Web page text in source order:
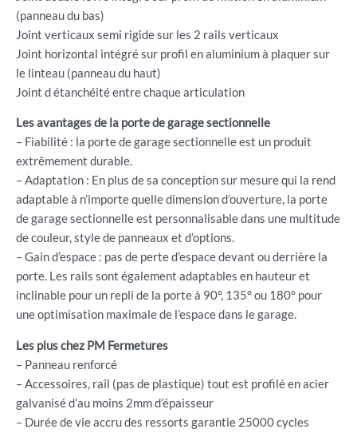
(panneau du bas)
Joint verticaux semi rigide sur les 2 rails verticaux
Joint horizontal intégré sur profil en aluminium à plaquer sur
le linteau (panneau du haut)
Joint d étanchéité entre chaque articulation
Les avantages de la porte de garage sectionnelle
– Fiabilité : la porte de garage sectionnelle est un produit
extrêmement durable.
– Adaptation : En plus de sa conception sur mesure qui la rend
adaptable à n’importe quelle dimension d’ouverture, la porte
de garage sectionnelle est personnalisable dans une multitude
de couleur, style de panneaux et d’options.
– Gain d’espace : pas de perte d’espace devant ou derrière la
porte. Les rails sont également adaptables en hauteur et
inclinable pour un repli de la porte à 90°, 135° ou 180° pour
une optimisation maximale de l’espace dans le garage.
Les plus chez PM Fermetures
– Panneau renforcé
– Accessoires, rail (pas de plastique) tout est profilé en acier
galvanisé d’au moins 2mm d’épaisseur
– Durée de vie accru des ressorts garantie 25000 cycles